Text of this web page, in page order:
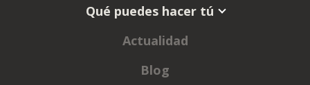
Qué puedes hacer tú
Actualidad
Blog